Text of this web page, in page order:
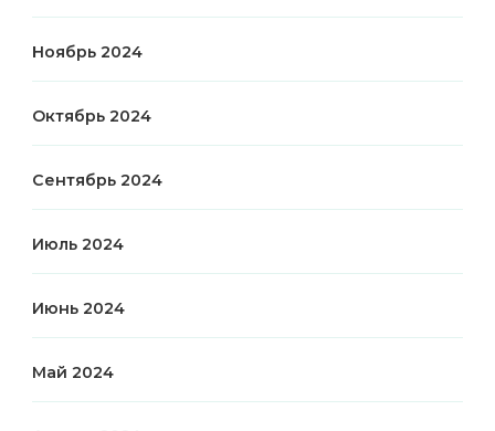
Ноябрь 2024
Октябрь 2024
Сентябрь 2024
Июль 2024
Июнь 2024
Май 2024